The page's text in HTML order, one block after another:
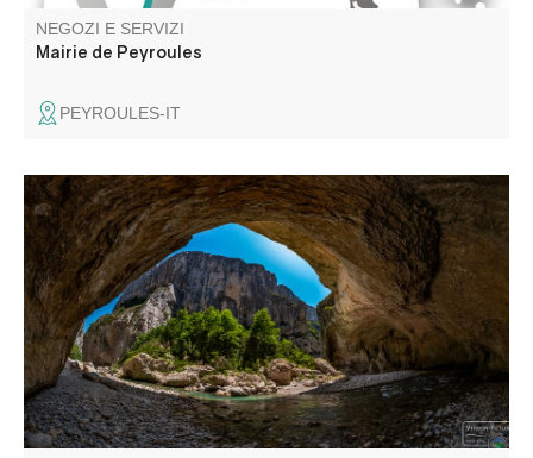
NEGOZI E SERVIZI
Mairie de Peyroules
PEYROULES-IT
Fotografo delle gole del Verdon dal 2013, vi offro i miei
servizi sul negozio online verdon-pictures.com. Trovate le
foto di tutte le vostre avventure a prezzi bassi, con
accesso rapido e sicuro dal vostro computer o
smartphone!